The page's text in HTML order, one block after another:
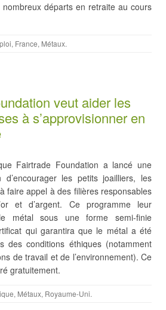
départs en retraite au cours
, France, Métaux.
veut aider les
à s’approvisionner en
Fairtrade Foundation a lancé une
d’encourager les petits joailliers, les
faire appel à des filières responsables
et d’argent. Ce programme leur
métal sous une forme semi-finie
qui garantira que le métal a été
des conditions éthiques (notamment
de travail et de l’environnement). Ce
gratuitement.
, Métaux, Royaume-Uni.